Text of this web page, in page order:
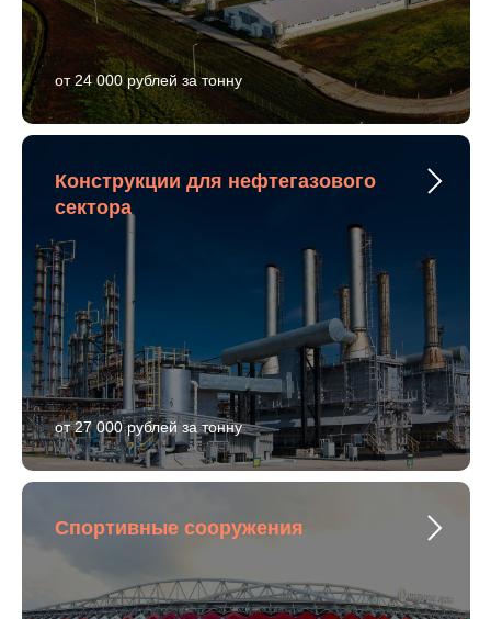
от 24 000 рублей за тонну
Конструкции для нефтегазового
сектора
от 27 000 рублей за тонну
Спортивные сооружения